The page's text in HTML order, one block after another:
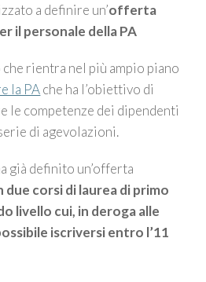
a definire un’offerta
il personale della PA
rientra nel più ampio piano
la PAche ha l’obiettivo di
le competenze dei dipendenti
di agevolazioni.
già definito un’offerta
due corsi di laurea di primo
livello cui, in deroga alle
iscriversi entro l’11